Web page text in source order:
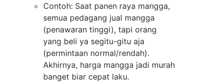
Contoh: Saat panen raya mangga,
semua pedagang jual mangga
(penawaran tinggi), tapi orang
yang beli ya segitu-gitu aja
(permintaan normal/rendah).
Akhirnya, harga mangga jadi murah
banget biar cepat laku.